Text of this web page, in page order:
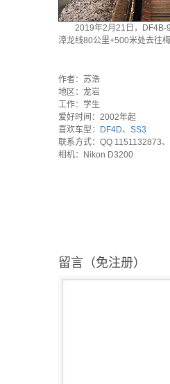
2019年2月21日，
漳龙线80公里+500米处去往梅
作者：苏浩
地区：龙岩
工作：学生
爱好时间：2002年起
喜欢车型：
DF4D、 SS3
联系方式：QQ 1151132873
相机：Nikon D3200
留言（免注册）